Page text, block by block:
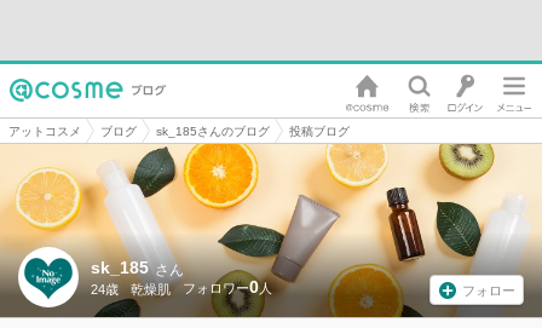
アットコスメ ブログ sk_185さんのブログ 投稿ブログ
sk_185 さん
24歳 乾燥肌 0 フォロー